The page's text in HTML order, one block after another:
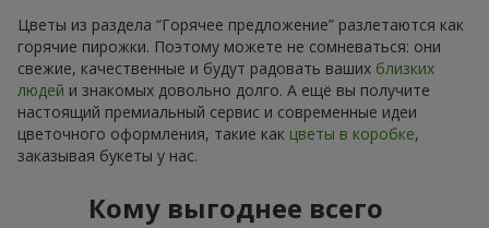
Цветы из раздела “Горячее предложение” разлетаются как
горячие пирожки. Поэтому можете не сомневаться: они
свежие, качественные и будут радовать ваших близких
людей и знакомых довольно долго. А ещё вы получите
настоящий премиальный сервис и современные идеи
цветочного оформления, такие как цветы в коробке,
заказывая букеты у нас.
Кому выгоднее всего